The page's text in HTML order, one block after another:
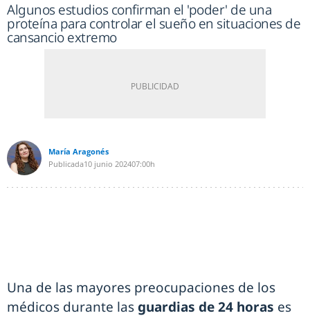
Algunos estudios confirman el 'poder' de una
proteína para controlar el sueño en situaciones de
cansancio extremo
María Aragonés
Publicada10 junio 202407:00h
Una de las mayores preocupaciones de los
médicos durante las guardias de 24 horas es